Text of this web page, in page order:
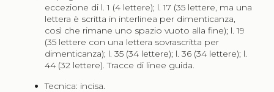
eccezione di l. 1 (4 lettere); l. 17 (35 lettere, ma una
lettera è scritta in interlinea per dimenticanza,
così che rimane uno spazio vuoto alla fine); l. 19
(35 lettere con una lettera sovrascritta per
dimenticanza); l. 35 (34 lettere); l. 36 (34 lettere); l.
44 (32 lettere). Tracce di linee guida.
Tecnica: incisa.